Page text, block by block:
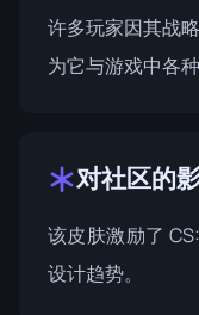
许多玩家因其战
为它与游戏中各
对社区的
该皮肤激励了
设计趋势。